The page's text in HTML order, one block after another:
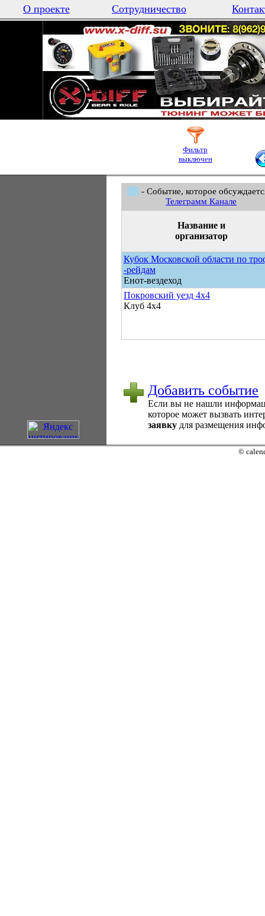
О проекте Сотрудничество
Фильтр
выключен
- Событие, которое
Телеграмм Канале
Название и
организатор
Кубок Московской области по
-рейдам
Енот-вездеход
Покровский уезд 4х4
Клуб 4х4
Добавить событие
Если вы не нашли
которое может вызвать
заявку для размещения
©